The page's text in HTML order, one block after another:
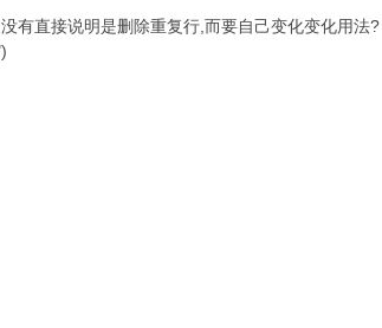
有直接说明是删除重复行,而要自己变化变化用法?